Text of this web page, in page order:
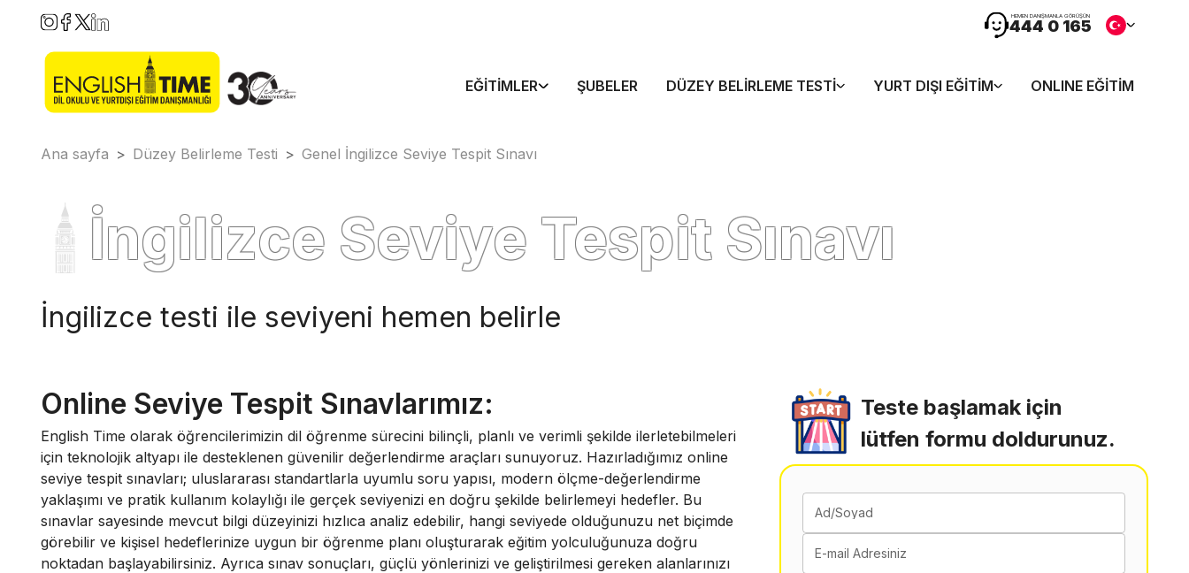
HEMEN DANIŞMANLA GÖRÜŞÜN
444 0 165
EĞITIMLER ŞUBELER DÜZEY BELIRLEME TESTI YURT DIŞI EĞITIM ONLINE EĞITIM
Ana sayfa > Düzey Belirleme Testi > Genel İngilizce Seviye Tespit Sınavı
İngilizce Seviye Tespit Sınavı
İngilizce testi ile seviyeni hemen belirle
Online Seviye Tespit Sınavlarımız:
English Time olarak öğrencilerimizin dil öğrenme sürecini bilinçli, planlı ve verimli şekilde ilerletebilmeleri
için teknolojik altyapı ile desteklenen güvenilir değerlendirme araçları sunuyoruz. Hazırladığımız online
seviye tespit sınavları; uluslararası standartlarla uyumlu soru yapısı, modern ölçme-değerlendirme
yaklaşımı ve pratik kullanım kolaylığı ile gerçek seviyenizi en doğru şekilde belirlemeyi hedefler. Bu
sınavlar sayesinde mevcut bilgi düzeyinizi hızlıca analiz edebilir, hangi seviyede olduğunuzu net biçimde
görebilir ve kişisel hedeflerinize uygun bir öğrenme planı oluşturarak eğitim yolculuğunuza doğru
noktadan başlayabilirsiniz. Ayrıca sınav sonuçları, güçlü yönlerinizi ve geliştirilmesi gereken alanlarınızı
Teste başlamak için
lütfen formu doldurunuz.
Ad/Soyad
E-mail Adresiniz